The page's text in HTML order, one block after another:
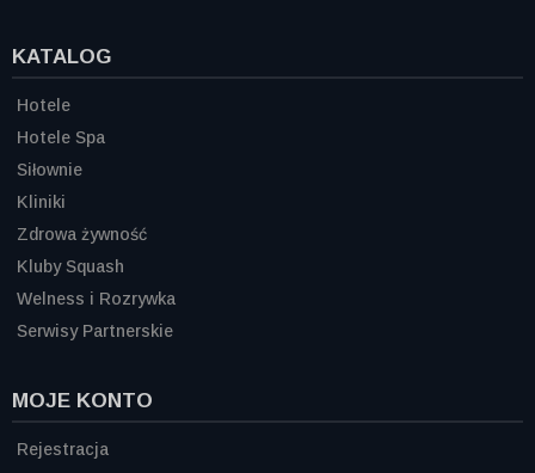
KATALOG
Hotele
Hotele Spa
Siłownie
Kliniki
Zdrowa żywność
Kluby Squash
Welness i Rozrywka
Serwisy Partnerskie
MOJE KONTO
Rejestracja